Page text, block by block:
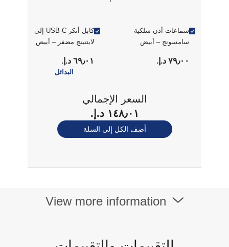
سماعات أذن سلكية
سامسونج – أبيض
٧٩٫٠٠ د.إ.‏
كابل أنكر USB-C إلى
لايتنينج مضفر – أبيض
٦٩٫٠١ د.إ.‏
البدائل
السعر الإجمالي
١٤٨٫٠١ د.إ.‏
أضف الكل إلى السلة
View more information